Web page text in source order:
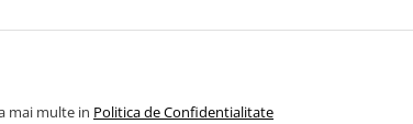
mai multe in Politica de Confidentialitate